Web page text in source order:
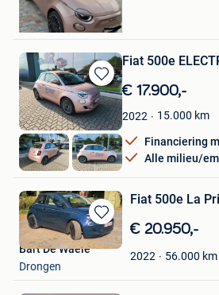
SDW95
Ronse
Bewaren
in
Mijn
Favorieten
Fiat 500e
€ 17.900,-
2022 15.000 km
Financiering
Alle milieu/
Ieper
Ieper
Bewaren
in
Mijn
Fiat 500e La
€ 20.950,-
2022 56.000 km
Bart De Waele
Drongen